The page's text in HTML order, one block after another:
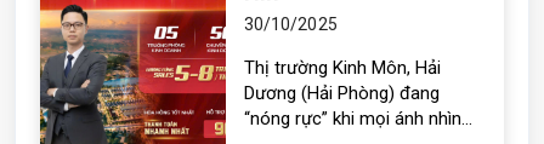
30/10/2025
Thị trường Kinh Môn, Hải
Dương (Hải Phòng) đang
“nóng rực” khi mọi ánh nhìn...